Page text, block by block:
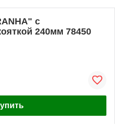
с
240мм 78450